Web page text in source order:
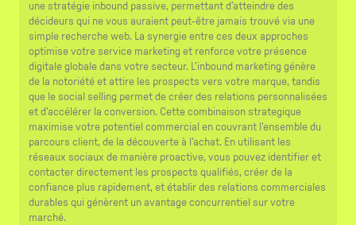
une stratégie inbound passive, permettant d'atteindre des
décideurs qui ne vous auraient peut-être jamais trouvé via une
simple recherche web. La synergie entre ces deux approches
optimise votre service marketing et renforce votre présence
digitale globale dans votre secteur. L'inbound marketing génère
de la notoriété et attire les prospects vers votre marque, tandis
que le social selling permet de créer des relations personnalisées
et d'accélérer la conversion. Cette combinaison strategique
maximise votre potentiel commercial en couvrant l'ensemble du
parcours client, de la découverte à l'achat. En utilisant les
réseaux sociaux de manière proactive, vous pouvez identifier et
contacter directement les prospects qualifiés, créer de la
confiance plus rapidement, et établir des relations commerciales
durables qui génèrent un avantage concurrentiel sur votre
marché.